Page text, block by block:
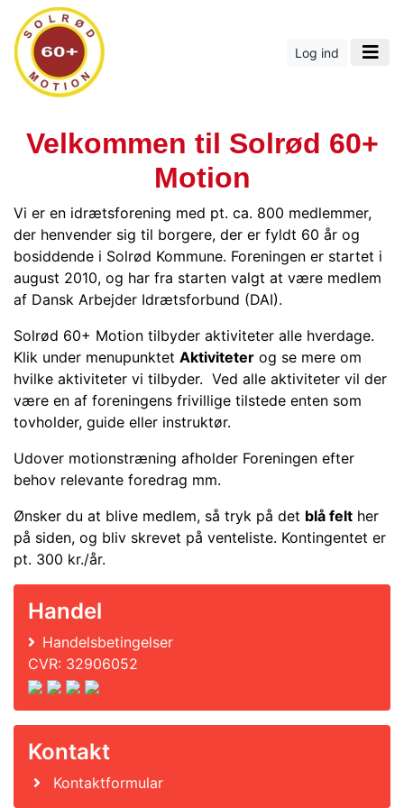
Log ind
Velkommen til Solrød 60+
Motion
Vi er en idrætsforening med pt. ca. 800 medlemmer,
der henvender sig til borgere, der er fyldt 60 år og
bosiddende i Solrød Kommune. Foreningen er startet i
august 2010, og har fra starten valgt at være medlem
af Dansk Arbejder Idrætsforbund (DAI).
Solrød 60+ Motion tilbyder aktiviteter alle hverdage.
Klik under menupunktet Aktiviteter og se mere om
hvilke aktiviteter vi tilbyder. Ved alle aktiviteter vil der
være en af foreningens frivillige tilstede enten som
tovholder, guide eller instruktør.
Udover motionstræning afholder Foreningen efter
behov relevante foredrag mm.
Ønsker du at blive medlem, så tryk på det blå felt her
på siden, og bliv skrevet på venteliste. Kontingentet er
pt. 300 kr./år.
Handel
Handelsbetingelser
CVR: 32906052
Kontakt
Kontaktformular